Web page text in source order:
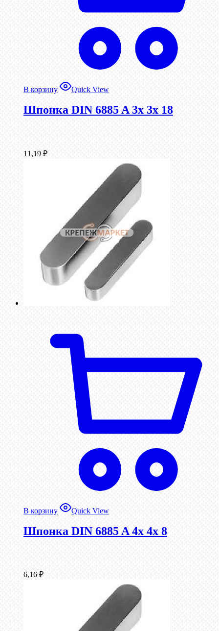
В корзину Quick View
Шпонка DIN 6885 A 3x 3x 18
11,19 ₽
В корзину Quick View
Шпонка DIN 6885 A 4x 4x 8
6,16 ₽